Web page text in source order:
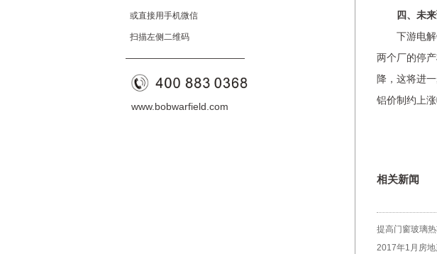
或直接用手机微信
扫描左侧二维码
————————————
www.bobwarfield.com
四、未来
下游电解铝
两个厂的停
降，这将进
铝价制约上涨
相关新闻
提高门窗玻璃
2017年1月房